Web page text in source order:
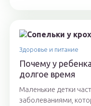
Здоровье и питание
Почему у
долгое время
Маленькие детки
заболеваниями,